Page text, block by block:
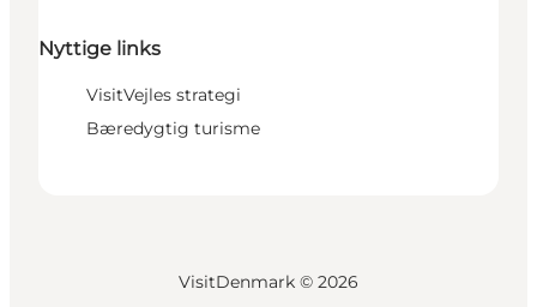
Nyttige links
VisitVejles strategi
Bæredygtig turisme
VisitDenmark © 2026